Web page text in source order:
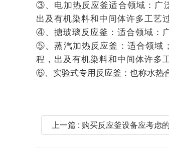
③、电加热反应釜适合领域：广
出及有机染料和中间体许多工艺
④、搪玻璃反应釜：适合领域：
⑤、蒸汽加热反应釜：适合领域
程，出及有机染料和中间体许多
⑥、实验式专用反应釜：也称水热
上一篇 : 购买反应釜设备应考虑